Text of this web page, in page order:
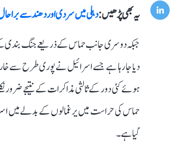
یہ بھی پڑھیں :دہلی میں سردی اور دھند سے برا
جبکہ دوسری جانب حماس کے ذریعے جنگ بندی
دیا جا رہا ہے جسے اسرائیل نے پوری طرح سے
ہوئے کئی دور کے ثالثی مذاکرات کے نتیجے ضرور
حماس کی حراست میں یرغمالوں کے بدلے میں
گیا ہے۔